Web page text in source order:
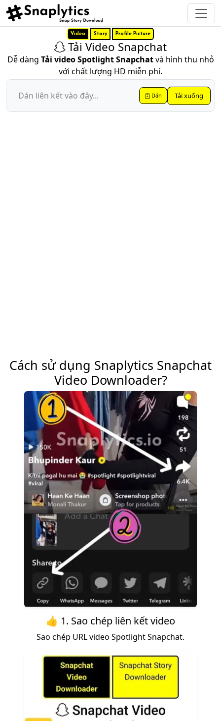
Video Story Profile Picture
Tải Video Snapchat
Dễ dàng Tải video Spotlight Snapchatvà hình thu nhỏ
với chất lượng HD miễn phí.
Dán Tải xuống
Cách sử dụng Snaplytics Snapchat
Video Downloader?
👍 1. Sao chép liên kết video
Sao chép URL video Spotlight Snapchat.